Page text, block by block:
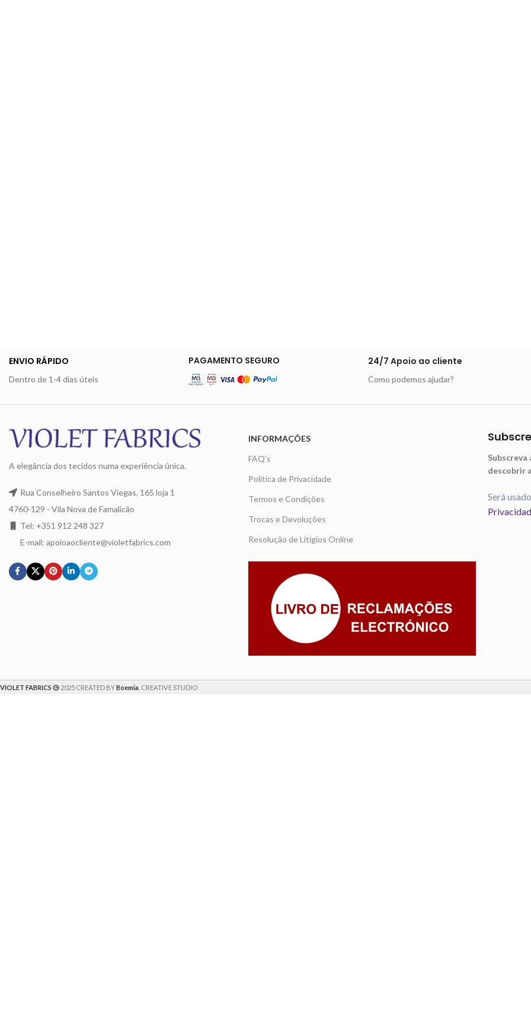
ENVIO RÁPIDO
Dentro de 1-4 dias úteis
PAGAMENTO SEGURO 24/7 Apoio ao cliente
Como podemos ajudar?
A elegância dos tecidos numa experiência única.
Rua Conselheiro Santos Viegas, 165 loja 1
4760-129 - Vila Nova de Famalicão
Tel: +351 912 248 327
E-mail: apoioaocliente@violetfabrics.com
INFORMAÇÕES
FAQ's
Politica de Privacidade
Termos e Condições
Trocas e Devoluções
Resolução de Litígios Online
descobrir
Será
VIOLET FABRICS 2025 CREATED BYBoemia . CREATIVE STUDIO